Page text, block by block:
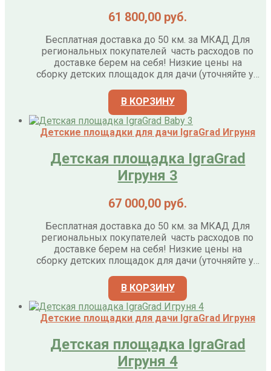
61 800,00 руб.
Бесплатная доставка до 50 км. за МКАД Для
региональных покупателей часть расходов по
доставке берем на себя! Низкие цены на
сборку детских площадок для дачи (уточняйте у…
В КОРЗИНУ
Детские площадки для дачи IgraGrad Игруня
Детская площадка IgraGrad
Игруня 3
67 000,00 руб.
Бесплатная доставка до 50 км. за МКАД Для
региональных покупателей часть расходов по
доставке берем на себя! Низкие цены на
сборку детских площадок для дачи (уточняйте у…
В КОРЗИНУ
Детские площадки для дачи IgraGrad Игруня
Детская площадка IgraGrad
Игруня 4